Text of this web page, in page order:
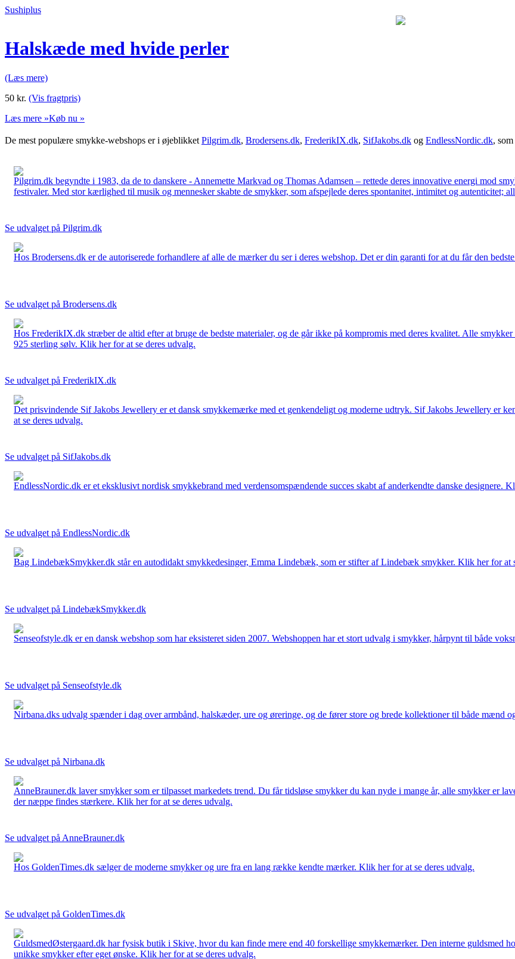
Sushiplus
Halskæde med hvide perler
(Læs mere)
50 kr. (Vis fragtpris)
Læs mere »Køb nu »
De mest populære smykke-webshops er i øjeblikket Pilgrim.dk, Brodersens.dk, FrederikIX.dk, SifJakobs.dk og EndlessNordic.dk,
Pilgrim.dk begyndte i 1983, da de to danskere - Annemette Markvad og Thomas Adamsen – rettede deres innovative energi mod
festivaler. Med stor kærlighed til musik og mennesker skabte de smykker, som afspejlede deres spontanitet, intimitet og autenticitet;
Se udvalget på Pilgrim.dk
Hos Brodersens.dk er de autoriserede forhandlere af alle de mærker du ser i deres webshop. Det er din garanti for at du får den
Se udvalget på Brodersens.dk
Hos FrederikIX.dk stræber de altid efter at bruge de bedste materialer, og de går ikke på kompromis med deres kvalitet. Alle
925 sterling sølv. Klik her for at se deres udvalg.
Se udvalget på FrederikIX.dk
Det prisvindende Sif Jakobs Jewellery er et dansk smykkemærke med et genkendeligt og moderne udtryk. Sif Jakobs Jewellery er
at se deres udvalg.
Se udvalget på SifJakobs.dk
EndlessNordic.dk er et eksklusivt nordisk smykkebrand med verdensomspændende succes skabt af anderkendte danske designere.
Se udvalget på EndlessNordic.dk
Bag LindebækSmykker.dk står en autodidakt smykkedesinger, Emma Lindebæk, som er stifter af Lindebæk smykker. Klik her for at
Se udvalget på LindebækSmykker.dk
Senseofstyle.dk er en dansk webshop som har eksisteret siden 2007. Webshoppen har et stort udvalg i smykker, hårpynt til både
Se udvalget på Senseofstyle.dk
Nirbana.dks udvalg spænder i dag over armbånd, halskæder, ure og øreringe, og de fører store og brede kollektioner til både mænd
Se udvalget på Nirbana.dk
AnneBrauner.dk laver smykker som er tilpasset markedets trend. Du får tidsløse smykker du kan nyde i mange år, alle smykker er
der næppe findes stærkere. Klik her for at se deres udvalg.
Se udvalget på AnneBrauner.dk
Hos GoldenTimes.dk sælger de moderne smykker og ure fra en lang række kendte mærker. Klik her for at se deres udvalg.
Se udvalget på GoldenTimes.dk
GuldsmedØstergaard.dk har fysisk butik i Skive, hvor du kan finde mere end 40 forskellige smykkemærker. Den interne guldsmed
unikke smykker efter eget ønske. Klik her for at se deres udvalg.